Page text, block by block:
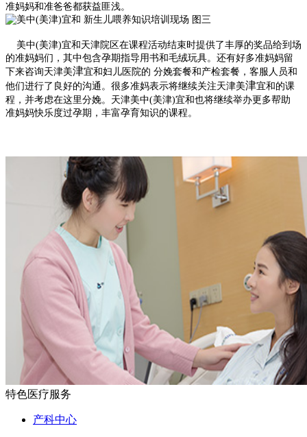
准妈妈和准爸爸都获益匪浅。
美中(美津)宜和天津院区在课程活动结束时提供了丰厚的奖品给到场
的准妈妈们，其中包含孕期指导用书和毛绒玩具。还有好多准妈妈留
下来咨询天津美津宜和妇儿医院的 分娩套餐和产检套餐，客服人员和
他们进行了良好的沟通。很多准妈表示将继续关注天津美津宜和的课
程，并考虑在这里分娩。天津美中(美津)宜和也将继续举办更多帮助
准妈妈快乐度过孕期，丰富孕育知识的课程。
特色医疗服务
产科中心